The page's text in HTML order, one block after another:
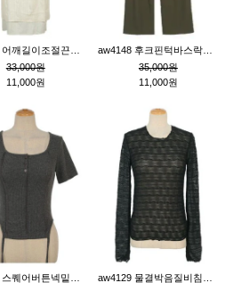
33,000원
11,000원
35,000원
11,000원